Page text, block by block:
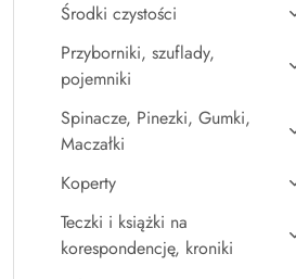
Środki czystości
Przyborniki, szuflady,
pojemniki
Spinacze, Pinezki, Gumki,
Maczałki
Koperty
Teczki i książki na
korespondencję, kroniki